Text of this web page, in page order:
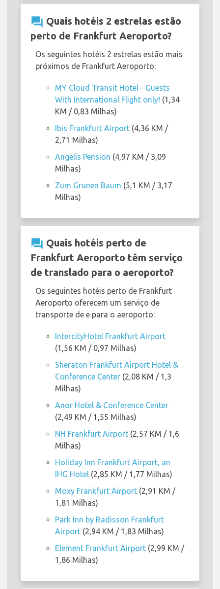
question_answer Quais hotéis 2 estrelas estão
perto de Frankfurt Aeroporto?
Os seguintes hotéis 2 estrelas estão mais
próximos de Frankfurt Aeroporto:
MY Cloud Transit Hotel - Guests
With International Flight only! (1,34
KM / 0,83 Milhas)
Ibis Frankfurt Airport (4,36 KM /
2,71 Milhas)
Angelis Pension (4,97 KM / 3,09
Milhas)
Zum Grunen Baum (5,1 KM / 3,17
Milhas)
question_answer Quais hotéis perto de
Frankfurt Aeroporto têm serviço
de translado para o aeroporto?
Os seguintes hotéis perto de Frankfurt
Aeroporto oferecem um serviço de
transporte de e para o aeroporto:
IntercityHotel Frankfurt Airport
(1,56 KM / 0,97 Milhas)
Sheraton Frankfurt Airport Hotel &
Conference Center (2,08 KM / 1,3
Milhas)
Anor Hotel & Conference Center
(2,49 KM / 1,55 Milhas)
NH Frankfurt Airport (2,57 KM / 1,6
Milhas)
Holiday Inn Frankfurt Airport, an
IHG Hotel (2,85 KM / 1,77 Milhas)
Moxy Frankfurt Airport (2,91 KM /
1,81 Milhas)
Park Inn by Radisson Frankfurt
Airport (2,94 KM / 1,83 Milhas)
Element Frankfurt Airport (2,99 KM /
1,86 Milhas)